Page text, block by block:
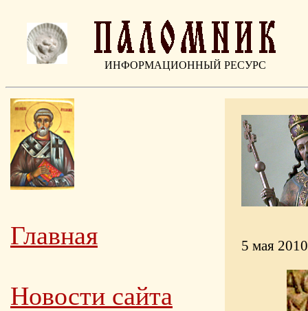
ИНФОРМАЦИОННЫЙ РЕСУРС
Главная
Новости сайта
5 мая